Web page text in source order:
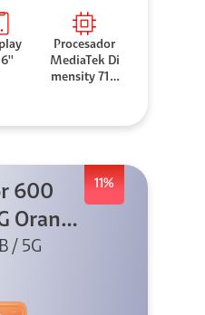
Procesador
MediaTek Di
mensity 710
11%
600
Orange
2
/ 5G